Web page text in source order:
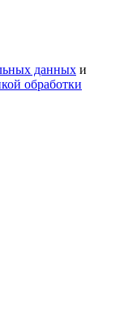
данных и
обработки